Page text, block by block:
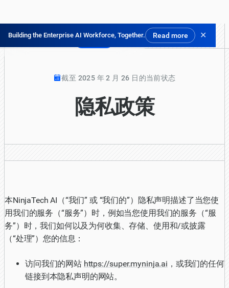
Building the Enterprise AI Workforce, Together. Read more ✕
免费试用
截至 2025 年 2 月 26 日的当前状态
隐私政策
本NinjaTech AI（“我们” 或 “我们的”）隐私声明描述了当您使
用我们的服务（“服务”）时，例如当您使用我们的服务（“服
务”）时，我们如何以及为何收集、存储、使用和/或披露
（“处理”）您的信息：
访问我们的网站 https://super.myninja.ai ，或我们的任何
链接到本隐私声明的网站。